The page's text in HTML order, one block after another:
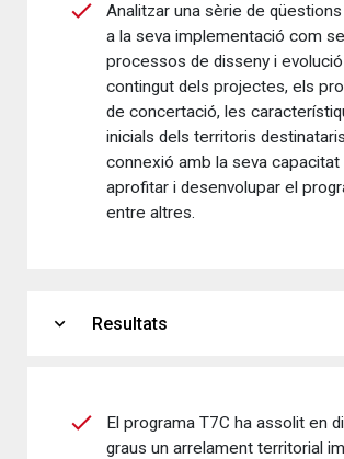
Analitzar una sèrie de
a la seva implementació com
processos de disseny i
contingut dels projectes, els
de concertació, les
inicials dels territoris
connexió amb la seva capacitat
aprofitar i desenvolupar el
entre altres.
expand_more Resultats
El programa T7C ha assolit en
graus un arrelament territorial